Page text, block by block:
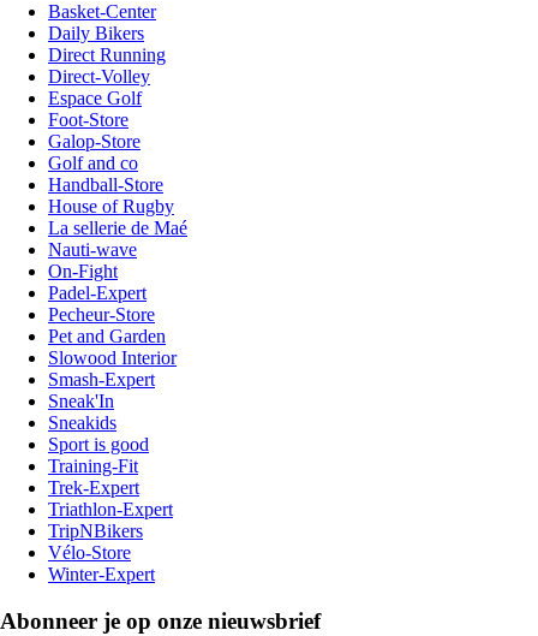
Basket-Center
Daily Bikers
Direct Running
Direct-Volley
Espace Golf
Foot-Store
Galop-Store
Golf and co
Handball-Store
House of Rugby
La sellerie de Maé
Nauti-wave
On-Fight
Padel-Expert
Pecheur-Store
Pet and Garden
Slowood Interior
Smash-Expert
Sneak'In
Sneakids
Sport is good
Training-Fit
Trek-Expert
Triathlon-Expert
TripNBikers
Vélo-Store
Winter-Expert
Abonneer je op onze nieuwsbrief